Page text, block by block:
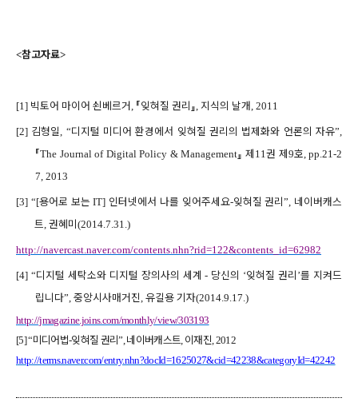
<참고자료>
[1] 빅토어 마이어 쇤베르거, 『잊혀질 권리』, 지식의 날개, 2011
[2] 김형일, “디지털 미디어 환경에서 잊혀질 권리의 법제화와 언론의 자유”,
『The Journal of Digital Policy & Management』제 11권 제9호, pp.21-2
7, 2013
[3] “[용어로 보는IT] 인터넷에서 나를 잊어주세요-잊혀질 권리”, 네이버캐스
트, 권혜미(2014.7.31.)
http://navercast.naver.com/contents.nhn?rid=122&contents_id=62982
[4] “디지털 세탁소와 디지털 장의사의 세계- 당신의 ‘잊혀질 권리 ’를 지켜드
립니다”, 중앙시사매거진, 유길용 기자(2014.9.17.)
http://jmagazine.joins.com/monthly/view/303193
[5] “미디어법-잊혀질 권리”,네이버캐스트, 이재진, 2012
http://terms.naver.com/entry.nhn?docId=1625027&cid=42238&categoryId=42242